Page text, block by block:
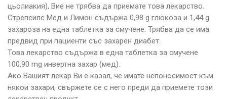
цьолиакия), Вие не трябва да приемате това лекарство.
Стрепсилс Мед и Лимон съдържа 0,98 g глюкоза и 1,44 g
захароза на една таблетка за смучене. Трябва да се има
предвид при пациенти със захарен диабет.
Това лекарство съдържа в една таблетка за смучене
100,90 mg инвертна захар (мед).
Ако Вашият лекар Ви е казал, че имате непоносимост към
някои захари, свържете се с него преди да приемете този